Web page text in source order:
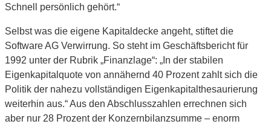
Schnell persönlich gehört.“
Selbst was die eigene Kapitaldecke angeht, stiftet die
Software AG Verwirrung. So steht im Geschäftsbericht für
1992 unter der Rubrik „Finanzlage“: „In der stabilen
Eigenkapitalquote von annähernd 40 Prozent zahlt sich die
Politik der nahezu vollständigen Eigenkapitalthesaurierung
weiterhin aus.“ Aus den Abschlusszahlen errechnen sich
aber nur 28 Prozent der Konzernbilanzsumme – enorm